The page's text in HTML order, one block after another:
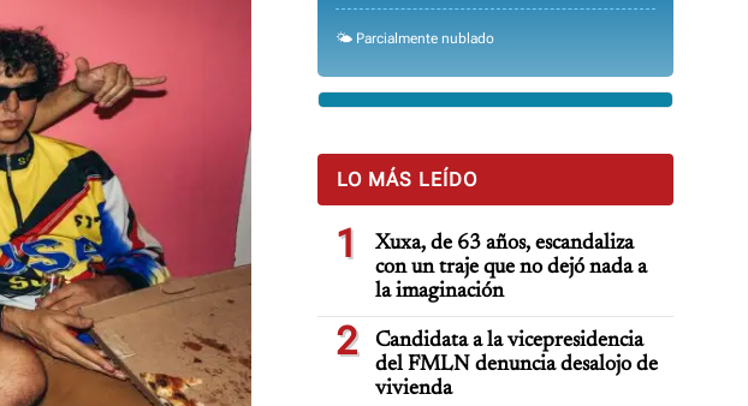
🌤️ Parcialmente nublado
LO MÁS LEÍDO
1
Xuxa, de 63 años, escandaliza
con un traje que no dejó nada a
la imaginación
2
Candidata a la vicepresidencia
del FMLN denuncia desalojo de
vivienda